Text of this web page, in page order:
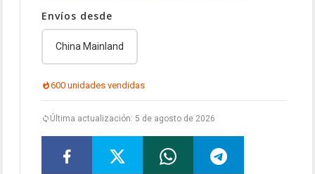
Envíos desde
China Mainland
600 unidades vendidas
Última actualización: 5 de agosto de 2026